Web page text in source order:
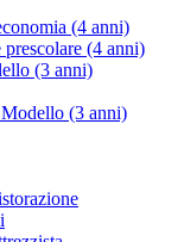
(4 anni)
(4 anni)
(3 anni)
(3 anni)